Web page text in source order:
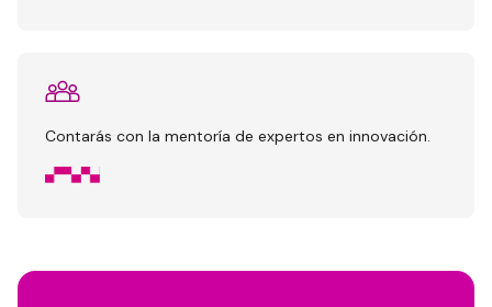
Contarás con la mentoría de expertos en innovación.